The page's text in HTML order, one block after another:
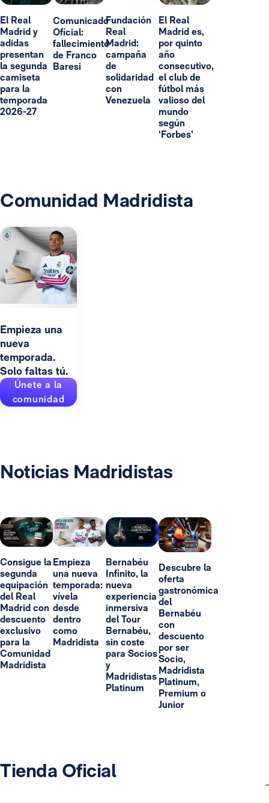
El Real
Madrid y
adidas
presentan
la segunda
camiseta
para la
temporada
2026-27
Comunicado
Oficial:
fallecimiento
de Franco
Baresi
Fundación
Real
Madrid:
campaña
de
solidaridad
con
Venezuela
El Real
Madrid es,
por quinto
año
consecutivo,
el club de
fútbol más
valioso del
mundo
según
‘Forbes’
Comunidad Madridista
Empieza una
nueva
temporada.
Solo faltas tú.
Únete a la
comunidad
Noticias Madridistas
Consigue la
segunda
equipación
del Real
Madrid con
descuento
exclusivo
para la
Comunidad
Madridista
Empieza
una nueva
temporada:
vívela
desde
dentro
como
Madridista
Bernabéu
Infinito, la
nueva
experiencia
inmersiva
del Tour
Bernabéu,
sin coste
para Socios
y
Madridistas
Platinum
Descubre la
oferta
gastronómica
del
Bernabéu
con
descuento
por ser
Socio,
Madridista
Platinum,
Premium o
Junior
Tienda Oficial